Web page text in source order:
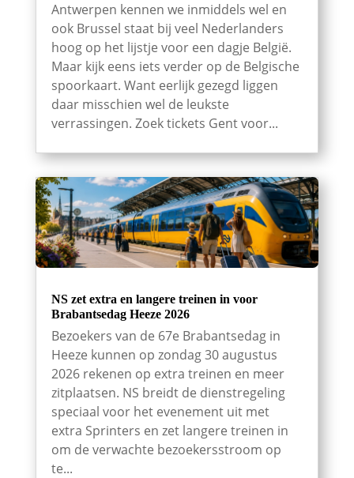
Antwerpen kennen we inmiddels wel en
ook Brussel staat bij veel Nederlanders
hoog op het lijstje voor een dagje België.
Maar kijk eens iets verder op de Belgische
spoorkaart. Want eerlijk gezegd liggen
daar misschien wel de leukste
verrassingen. Zoek tickets Gent voor...
NS zet extra en langere treinen in voor
Brabantsedag Heeze 2026
Bezoekers van de 67e Brabantsedag in
Heeze kunnen op zondag 30 augustus
2026 rekenen op extra treinen en meer
zitplaatsen. NS breidt de dienstregeling
speciaal voor het evenement uit met
extra Sprinters en zet langere treinen in
om de verwachte bezoekersstroom op
te...